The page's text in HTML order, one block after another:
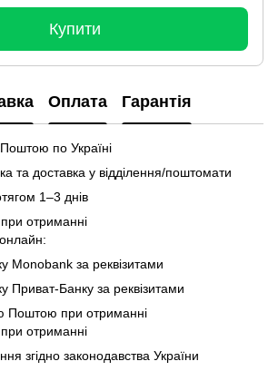
Купити
Оплата Гарантія
по Україні
та доставка у відділення/поштомати
1–3 днів
отриманні
Monobank за реквізитами
Приват-Банку за реквізитами
Поштою при отриманні
отриманні
згідно законодавства України